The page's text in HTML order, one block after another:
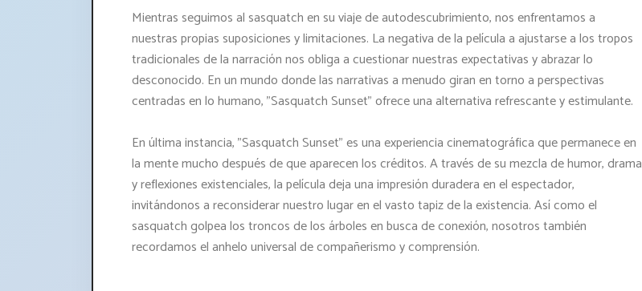
Mientras seguimos al sasquatch en su viaje de autodescubrimiento, nos enfrentamos a
nuestras propias suposiciones y limitaciones. La negativa de la película a ajustarse a los tropos
tradicionales de la narración nos obliga a cuestionar nuestras expectativas y abrazar lo
desconocido. En un mundo donde las narrativas a menudo giran en torno a perspectivas
centradas en lo humano, "Sasquatch Sunset" ofrece una alternativa refrescante y estimulante.
En última instancia, "Sasquatch Sunset" es una experiencia cinematográfica que permanece en
la mente mucho después de que aparecen los créditos. A través de su mezcla de humor, drama
y reflexiones existenciales, la película deja una impresión duradera en el espectador,
invitándonos a reconsiderar nuestro lugar en el vasto tapiz de la existencia. Así como el
sasquatch golpea los troncos de los árboles en busca de conexión, nosotros también
recordamos el anhelo universal de compañerismo y comprensión.